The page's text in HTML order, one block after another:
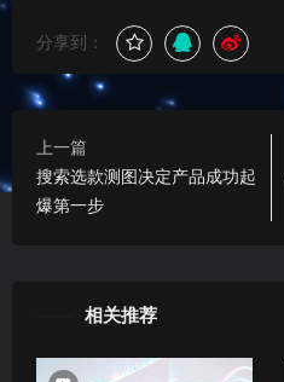
分享到：
上一篇
搜索选款测图决定产品成功起
爆第一步
相关推荐